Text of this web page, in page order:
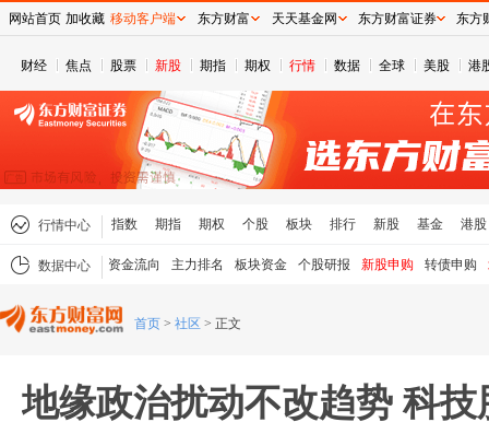
财经 焦点 股票 新股 期指 期权 行情 数据 全球 美股 港
行情中心 指数 期指 期权 个股 板块 排行 新股 基金 港股
数据中心 资金流向 主力排名 板块资金 个股研报 新股申购 转债申购
首页 > 社区 > 正文
地缘政治扰动不改趋势 科
网站首页 加收藏 移动客户端 东方财富 天天基金网 东方财富证券 东方